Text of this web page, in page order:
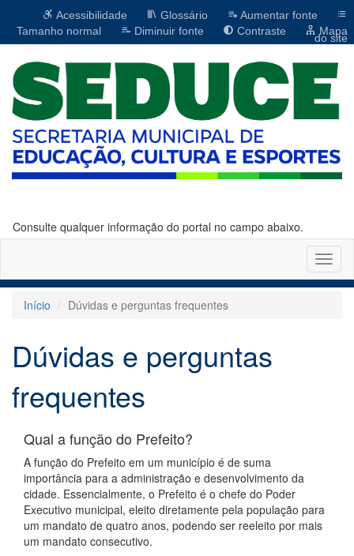
Acessibilidade Glossário
Aumentar fonte
Tamanho normal
Diminuir fonte Contraste Mapa
do site
Consulte qualquer informação do portal no campo abaixo.
Início
Dúvidas e perguntas frequentes
Dúvidas e perguntas
frequentes
Qual a função do Prefeito?
A função do Prefeito em um município é de suma
importância para a administração e desenvolvimento da
cidade. Essencialmente, o Prefeito é o chefe do Poder
Executivo municipal, eleito diretamente pela população para
um mandato de quatro anos, podendo ser reeleito por mais
um mandato consecutivo.